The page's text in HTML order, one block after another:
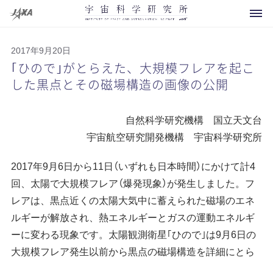
将来計画
運用終了
その他
打上げ用ロケット
お知らせ
イベント
メディアの方へ
概要
研究領域マップ
2017年9月20日
｢ひので｣がとらえた、大規模フレアを起こ
した黒点とその磁場構造の画像の公開
自然科学研究機構 国立天文台
宇宙航空研究開発機構 宇宙科学研究所
2017年9月6日から11日（いずれも日本時間）にかけて計4
回、太陽で大規模フレア（爆発現象）が発生しました。フ
レアは、黒点近くの太陽大気中に蓄えられた磁場のエネ
ルギーが解放され、熱エネルギーとガスの運動エネルギ
ーに変わる現象です。太陽観測衛星｢ひので｣は9月6日の
大規模フレア発生以前から黒点の磁場構造を詳細にとら